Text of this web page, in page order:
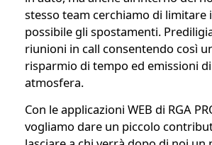
stesso team cerchiamo di limitare
possibile gli spostamenti.
riunioni in call consentendo così
risparmio di tempo ed emissioni di
atmosfera.
Con le applicazioni WEB di RGA
vogliamo dare un piccolo